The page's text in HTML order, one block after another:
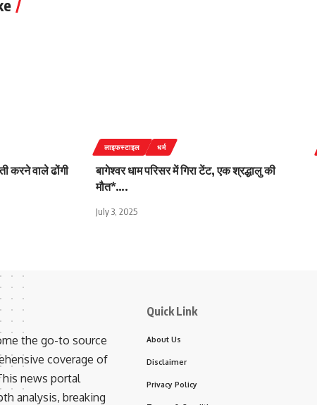
करने वाले ढोंगी
लाइफस्टाइल धर्म
बागेश्वर धाम परिसर में गिरा टेंट, एक श्रद्धालु की
मौत*….
July 3, 2025
the go-to source
coverage of
news portal
analysis, breaking
Quick Link
About Us
Disclaimer
Privacy Policy